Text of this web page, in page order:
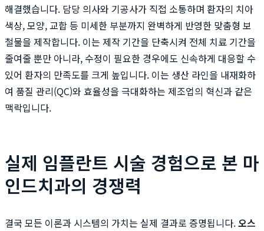
해결했습니다. 담당 의사와 기공사가 직접 소통하며 환자의 치아
색상, 모양, 교합 등 미세한 부분까지 완벽하게 반영한 맞춤형 보
철물을 제작합니다. 이는 제작 기간을 단축시켜 전체 치료 기간을
줄여줄 뿐만 아니라, 수정이 필요한 경우에도 신속하게 대응할 수
있어 환자의 만족도를 크게 높입니다. 이는 생산 라인을 내재화하
여 품질 관리(QC)와 효율성을 극대화하는 제조업의 혁신과 같은
맥락입니다.
실제 임플란트 시술 경험으로 본 마
인드치과의 경쟁력
결국 모든 이론과 시스템의 가치는 실제 결과로 증명됩니다.오스